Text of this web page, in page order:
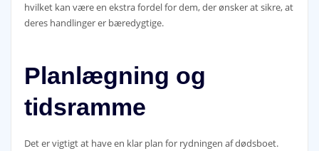
hvilket kan være en ekstra fordel for dem, der ønsker at sikre, at
deres handlinger er bæredygtige.
Planlægning og
tidsramme
Det er vigtigt at have en klar plan for rydningen af dødsboet.